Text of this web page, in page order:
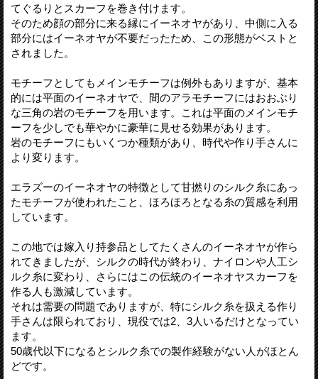
てぐるりとスカーフを巻き付けます。
そのため顔の部分に来る縁にイーネオヤがあり、中側に入る
部分にはイーネオヤが不要だったため、この形態がベストと
されました。
モチーフとしてもメインモチーフは例外もありますが、基本
的には平面のイーネオヤで、間のアラモチーフにはおおぶり
な三角の岩のモチーフを用います。これは平面のメインモチ
ーフを少しでも華やかに豪華に見せる効果があります。
岩のモチーフにもいくつか種類があり、時代や作り手さんに
より変ります。
エラズーのイーネオヤの特徴として甘撚りのシルク糸にあっ
たモチーフが使われたこと、ほろほろとなる糸の質感を利用
しています。
この地では嫁入り持参品としてたくさんのイーネオヤが作ら
れてきましたが、シルクの時代が終わり、ナイロンや人工シ
ルク糸に変わり、さらにはこの伝統のイーネオヤスカーフを
作る人も激減しています。
それは需要の問題でありますが、特にシルク糸を扱える作り
手さんは限られており、現役では2、3人いるだけとなってい
ます。
50歳代以下になるとシルク糸での製作経験がない人がほとん
どです。